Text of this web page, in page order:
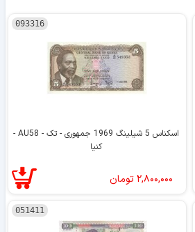
093316
اسکناس 5 شیلینگ 1969 جمهوری - تک - AU58 -
کنیا
۲,۸۰۰,۰۰۰ تومان
051411